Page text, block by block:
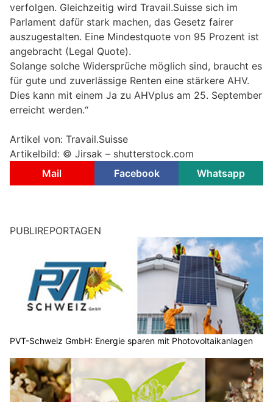
verfolgen. Gleichzeitig wird Travail.Suisse sich im
Parlament dafür stark machen, das Gesetz fairer
auszugestalten. Eine Mindestquote von 95 Prozent ist
angebracht (Legal Quote).
Solange solche Widersprüche möglich sind, braucht es
für gute und zuverlässige Renten eine stärkere AHV.
Dies kann mit einem Ja zu AHVplus am 25. September
erreicht werden.“
Artikel von: Travail.Suisse
Artikelbild: © Jirsak – shutterstock.com
Mail
Facebook Whatsapp
PUBLIREPORTAGEN
PVT-Schweiz GmbH: Energie sparen mit Photovoltaikanlagen